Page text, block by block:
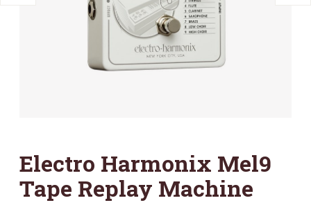
Electro Harmonix Mel9
Tape Replay Machine